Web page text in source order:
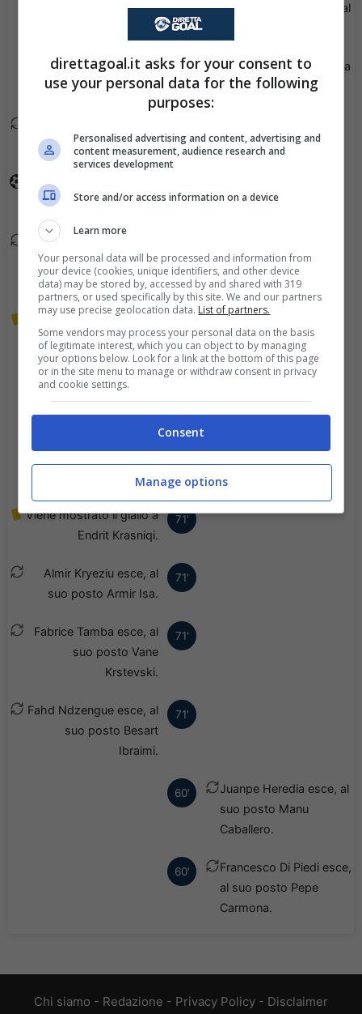
90+2'
Borja Fernandez esce, al
90+1'
Viene mostrato il giallo a
Juan Labrador.
posto Nazif Ceka.
Goal - Vane Krstevski ha
fatto centro!
Arbin Zejnullai esce, al
suo posto Florent
Ramadani.
Viene mostrato il giallo a
Aleksander Trumci.
Chardi Landu esce, al
suo posto Vittorio
Vigolo.
posto Juan Labrador.
71'
Viene mostrato il giallo a
Endrit Krasniqi.
71'
Almir Kryeziu esce, al
suo posto Armir Isa.
71'
Fabrice Tamba esce, al
suo posto Vane
Krstevski.
71'
Fahd Ndzengue esce, al
suo posto Besart
Ibraimi.
60'
Juanpe Heredia esce, al
suo posto Manu
Caballero.
60'
Francesco Di Piedi esce,
al suo posto Pepe
Carmona.
Chi siamo - Redazione - Privacy Policy - Disclaimer
Partite e risultatiin tempo reale
Con i pronostici dei migliori Tipster!
Scarica su Google Play
direttagoal.it asks for your consent to
use your personal data for the following
purposes:
Personalised advertising and content, advertising and
content measurement, audience research and
services development
Store and/or access information on a device
Learn more
Your personal data will be processed and information from
your device (cookies, unique identifiers, and other device
data) may be stored by, accessed by and shared with 319
partners, or used specifically by this site. We and our partners
may use precise geolocation data. List of partners.
Some vendors may process your personal data on the basis
of legitimate interest, which you can object to by managing
your options below. Look for a link at the bottom of this page
or in the site menu to manage or withdraw consent in privacy
and cookie settings.
Consent
Manage options